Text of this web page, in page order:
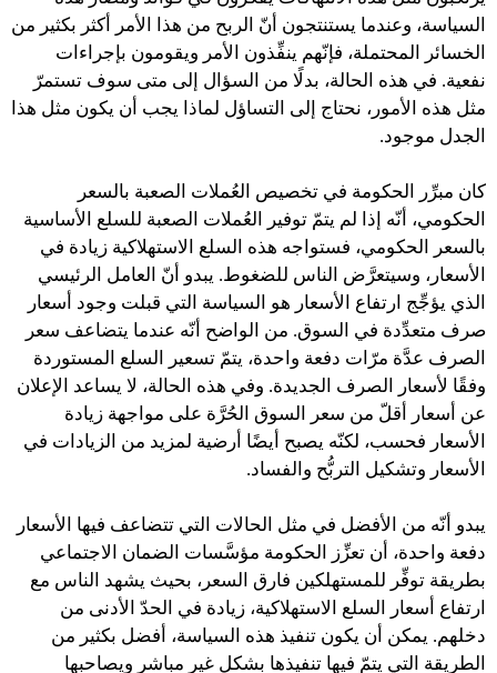
السياسة، وعندما يستنتجون أنّ الربح من هذا الأمر أكثر بكثير من
الخسائر المحتملة، فإنّهم ينفِّذون الأمر ويقومون بإجراءات
نفعية. في هذه الحالة، بدلًا من السؤال إلى متى سوف تستمرّ
مثل هذه الأمور، نحتاج إلى التساؤل لماذا يجب أن يكون مثل هذا
الجدل موجود.
كان مبرِّر الحكومة في تخصيص العُملات الصعبة بالسعر
الحكومي، أنّه إذا لم يتمّ توفير العُملات الصعبة للسلع الأساسية
بالسعر الحكومي، فستواجه هذه السلع الاستهلاكية زيادة في
الأسعار، وسيتعرَّض الناس للضغوط. يبدو أنّ العامل الرئيسي
الذي يؤجِّج ارتفاع الأسعار هو السياسة التي قبلت وجود أسعار
صرف متعدِّدة في السوق. من الواضح أنّه عندما يتضاعف سعر
الصرف عدَّة مرّات دفعة واحدة، يتمّ تسعير السلع المستوردة
وفقًا لأسعار الصرف الجديدة. وفي هذه الحالة، لا يساعد الإعلان
عن أسعار أقلّ من سعر السوق الحُرَّة على مواجهة زيادة
الأسعار فحسب، لكنّه يصبح أيضًا أرضية لمزيد من الزيادات في
الأسعار وتشكيل التربُّح والفساد.
يبدو أنّه من الأفضل في مثل الحالات التي تتضاعف فيها الأسعار
دفعة واحدة، أن تعزِّز الحكومة مؤسَّسات الضمان الاجتماعي
بطريقة توفِّر للمستهلكين فارق السعر، بحيث يشهد الناس مع
ارتفاع أسعار السلع الاستهلاكية، زيادة في الحدّ الأدنى من
دخلهم. يمكن أن يكون تنفيذ هذه السياسة، أفضل بكثير من
الطريقة التي يتمّ فيها تنفيذها بشكل غير مباشر ويصاحبها